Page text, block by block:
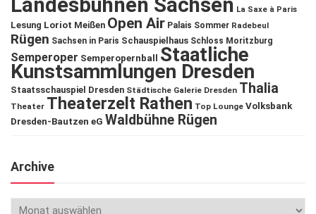
Landesbühnen Sachsen La Saxe à Paris
Lesung Loriot Meißen Open Air Palais Sommer Radebeul
Rügen Sachsen in Paris Schauspielhaus Schloss Moritzburg
Semperoper Semperopernball Staatliche
Kunstsammlungen Dresden
Staatsschauspiel Dresden Städtische Galerie Dresden Thalia
Theater Theaterzelt Rathen Top Lounge Volksbank
Dresden-Bautzen eG Waldbühne Rügen
Archive